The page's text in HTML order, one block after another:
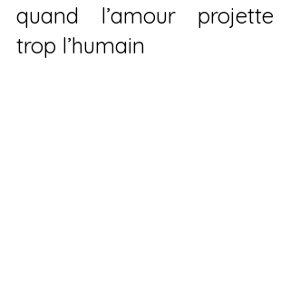
quand l’amour projette
trop l’humain